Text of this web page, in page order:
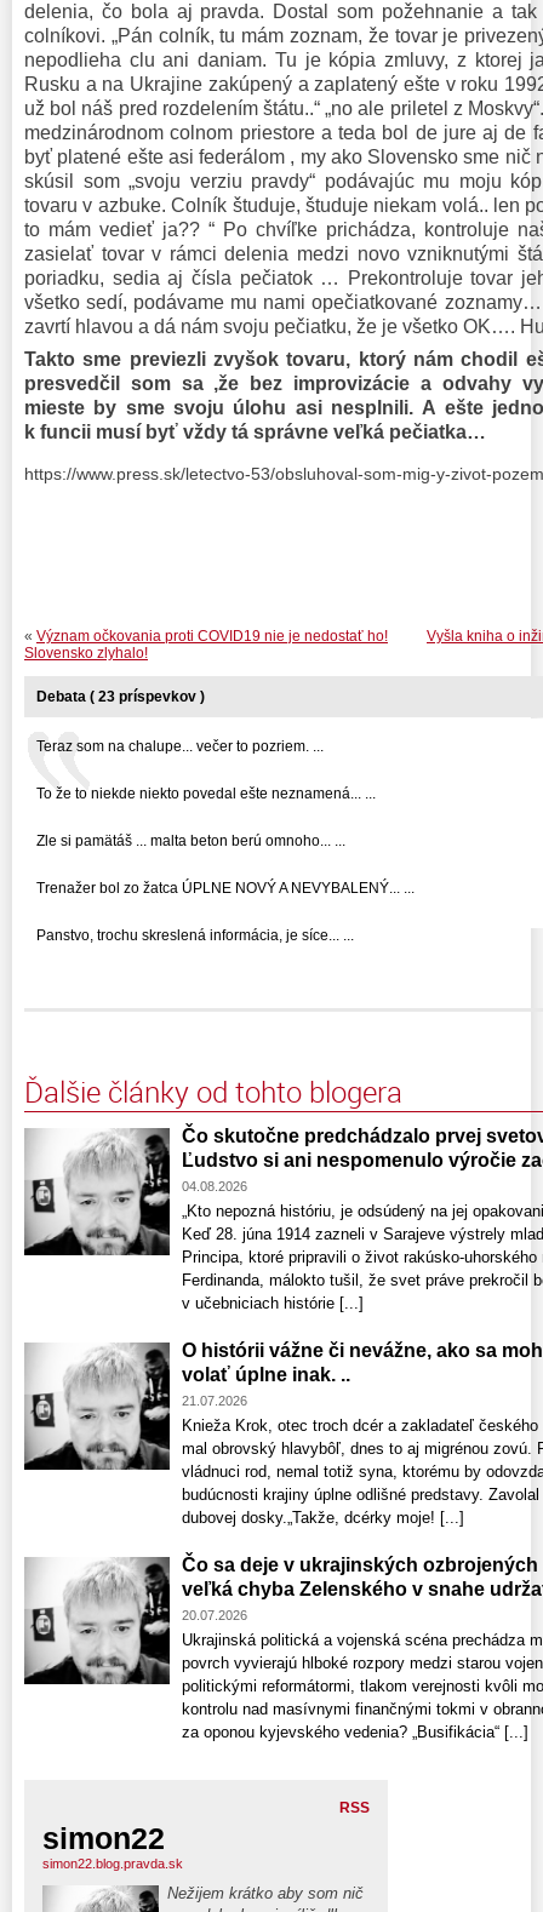
delenia, čo bola aj pravda. Dostal som požehnanie a
colníkovi. „Pán colník, tu mám zoznam, že tovar je
nepodlieha clu ani daniam. Tu je kópia zmluvy, z ktorej
Rusku a na Ukrajine zakúpený a zaplatený ešte v roku
už bol náš pred rozdelením štátu..“ „no ale priletel z
medzinárodnom colnom priestore a teda bol de jure aj de
byť platené ešte asi federálom , my ako Slovensko sme nič
skúsil som „svoju verziu pravdy“ podávajúc mu moju
tovaru v azbuke. Colník študuje, študuje niekam volá.. len
to mám vedieť ja?? “ Po chvíľke prichádza, kontroluje
zasielať tovar v rámci delenia medzi novo vzniknutými
poriadku, sedia aj čísla pečiatok … Prekontroluje tovar
všetko sedí, podávame mu nami opečiatkované
zavrtí hlavou a dá nám svoju pečiatku, že je všetko OK….
Takto sme previezli zvyšok tovaru, ktorý nám chodil
presvedčil som sa ,že bez improvizácie a odvahy
mieste by sme svoju úlohu asi nesplnili. A ešte
k funcii musí byť vždy tá správne veľká pečiatka…
https://www.press.sk/letectvo-53/obsluhoval-som-mig-y-zivot-
Vyšla kniha o
« Význam očkovania proti COVID19 nie je nedostať ho!
Slovensko zlyhalo!
Debata ( 23 príspevkov )
Teraz som na chalupe... večer to pozriem. ...
To že to niekde niekto povedal ešte neznamená... ...
Zle si pamätáš ... malta beton berú omnoho... ...
Trenažer bol zo žatca ÚPLNE NOVÝ A NEVYBALENÝ... ...
Panstvo, trochu skreslená informácia, je síce... ...
Ďalšie články od tohto blogera
Čo skutočne predchádzalo prvej
Ľudstvo si ani nespomenulo výročie
04.08.2026
„Kto nepozná históriu, je odsúdený na jej
Keď 28. júna 1914 zazneli v Sarajeve výstrely
Principa, ktoré pripravili o život rakúsko-
Ferdinanda, málokto tušil, že svet práve prekročil
v učebniciach histórie [...]
O histórii vážne či nevážne, ako sa
volať úplne inak. ..
21.07.2026
Knieža Krok, otec troch dcér a zakladateľ
mal obrovský hlavybôľ, dnes to aj migrénou zovú.
vládnuci rod, nemal totiž syna, ktorému by
budúcnosti krajiny úplne odlišné predstavy.
dubovej dosky.„Takže, dcérky moje! [...]
Čo sa deje v ukrajinských
veľká chyba Zelenského v snahe
20.07.2026
Ukrajinská politická a vojenská scéna prechádza
povrch vyvierajú hlboké rozpory medzi starou
politickými reformátormi, tlakom verejnosti kvôli
kontrolu nad masívnymi finančnými tokmi v
za oponou kyjevského vedenia? „Busifikácia“ [...]
RSS
simon22
simon22.blog.pravda.sk
Nežijem krátko aby som nič